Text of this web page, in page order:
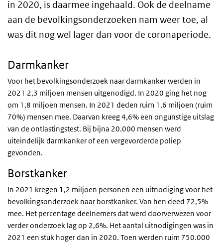
in 2020, is daarmee ingehaald. Ook de deelname
aan de bevolkingsonderzoeken nam weer toe, al
was dit nog wel lager dan voor de coronaperiode.
Darmkanker
Voor het bevolkingsonderzoek naar darmkanker werden in
2021 2,3 miljoen mensen uitgenodigd. In 2020 ging het nog
om 1,8 miljoen mensen. In 2021 deden ruim 1,6 miljoen (ruim
70%) mensen mee. Daarvan kreeg 4,6% een ongunstige uitslag
van de ontlastingstest. Bij bijna 20.000 mensen werd
uiteindelijk darmkanker of een vergevorderde poliep
gevonden.
Borstkanker
In 2021 kregen 1,2 miljoen personen een uitnodiging voor het
bevolkingsonderzoek naar borstkanker. Van hen deed 72,5%
mee. Het percentage deelnemers dat werd doorverwezen voor
verder onderzoek lag op 2,6%. Het aantal uitnodigingen was in
2021 een stuk hoger dan in 2020. Toen werden ruim 750.000